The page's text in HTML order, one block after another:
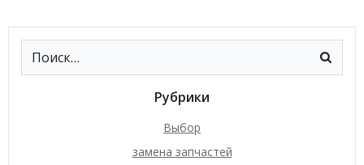
Рубрики
Выбор
замена запчастей